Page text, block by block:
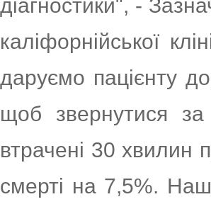
діагностики", -
каліфорнійської
даруємо пацієнту
щоб звернутися
втрачені 30 хвилин
смерті на 7,5%.